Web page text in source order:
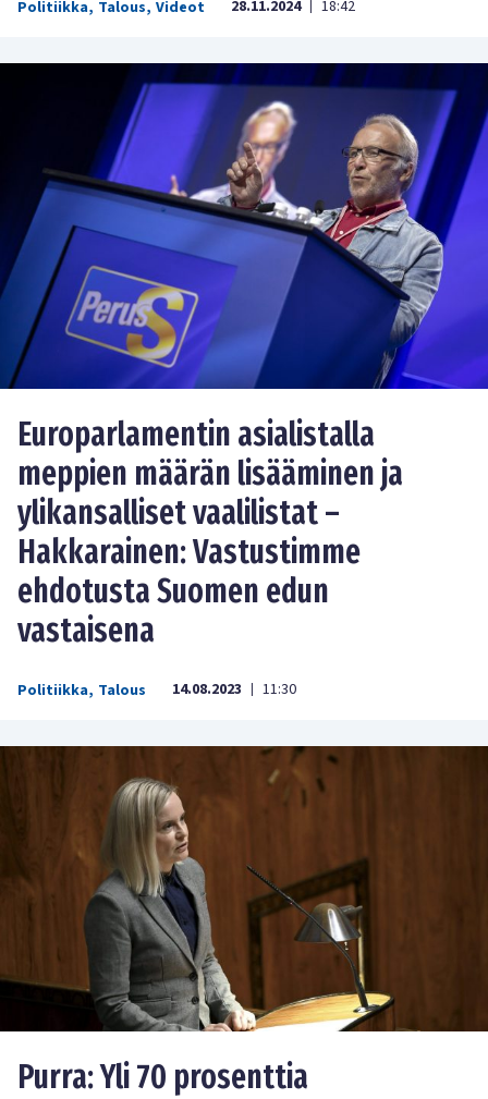
Politiikka, Talous, Videot 28.11.2024 18:42
Europarlamentin asialistalla
meppien määrän lisääminen ja
ylikansalliset vaalilistat –
Hakkarainen: Vastustimme
ehdotusta Suomen edun
vastaisena
Politiikka, Talous 14.08.2023 | 11:30
Purra: Yli 70 prosenttia